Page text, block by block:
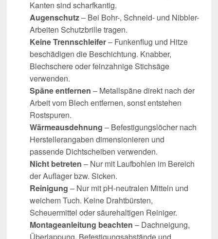
Kanten sind scharfkantig.
Augenschutz– Bei Bohr-, Schneid- und Nibbler-
Arbeiten Schutzbrille tragen.
Keine Trennschleifer– Funkenflug und Hitze
beschädigen die Beschichtung. Knabber,
Blechschere oder feinzahnige Stichsäge
verwenden.
Späne entfernen – Metallspäne direkt nach der
Arbeit vom Blech entfernen, sonst entstehen
Rostspuren.
Wärmeausdehnung – Befestigungslöcher nach
Herstellerangaben dimensionieren und
passende Dichtscheiben verwenden.
Nicht betreten – Nur mit Laufbohlen im Bereich
der Auflager bzw. Sicken.
Reinigung – Nur mit pH-neutralen Mitteln und
weichem Tuch. Keine Drahtbürsten,
Scheuermittel oder säurehaltigen Reiniger.
Montageanleitung beachten – Dachneigung,